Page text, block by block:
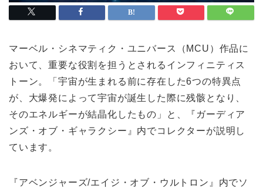
マーベル・シネマティク・ユニバース（MCU）作品に
おいて、重要な役割を担うとされるインフィニティス
トーン。「宇宙が生まれる前に存在した6つの特異点
が、大爆発によって宇宙が誕生した際に残骸となり、
そのエネルギーが結晶化したもの」と、『ガーディア
ンズ・オブ・ギャラクシー』内でコレクターが説明し
ています。
『アベンジャーズ/エイジ・オブ・ウルトロン』内でソ